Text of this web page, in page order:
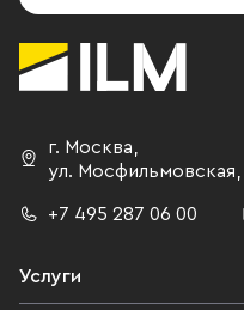
г. Москва,
ул. Мосфильмовская,
+7 495 287 06 00
Услуги